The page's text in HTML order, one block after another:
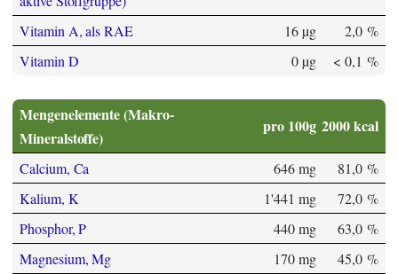
Vitamin A, als RAE 16 µg
2,0 %
Vitamin D
0 µg < 0,1 %
Mengenelemente (Makro-
Mineralstoffe)
pro 100g 2000 kcal
Calcium, Ca 646 mg
81,0 %
Kalium, K
1'441 mg
72,0 %
Phosphor, P
440 mg
63,0 %
Magnesium, Mg
170 mg
45,0 %